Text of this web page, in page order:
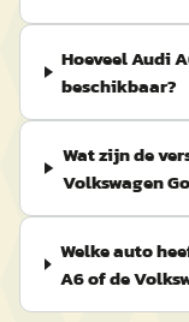
Hoeveel Audi
beschikbaar?
Wat zijn de
Volkswagen
Welke auto
A6 of de